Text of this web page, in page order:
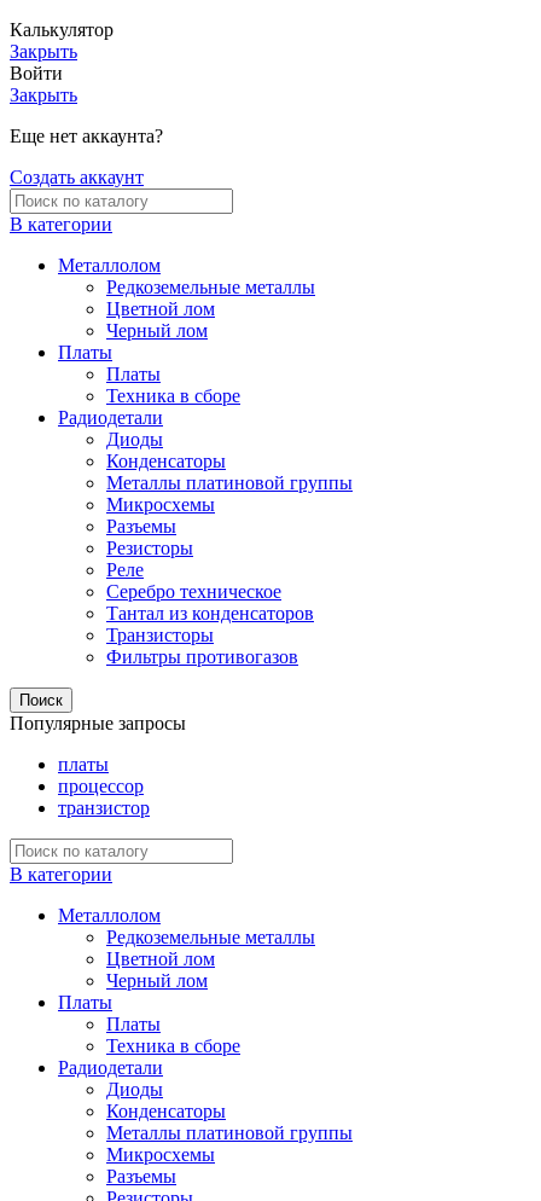
Калькулятор
Закрыть
Войти
Закрыть
Еще нет аккаунта?
Создать аккаунт
В категории
Металлолом
Редкоземельные металлы
Цветной лом
Черный лом
Платы
Платы
Техника в сборе
Радиодетали
Диоды
Конденсаторы
Металлы платиновой группы
Микросхемы
Разъемы
Резисторы
Реле
Серебро техническое
Тантал из конденсаторов
Транзисторы
Фильтры противогазов
Поиск
Популярные запросы
платы
процессор
транзистор
В категории
Металлолом
Редкоземельные металлы
Цветной лом
Черный лом
Платы
Платы
Техника в сборе
Радиодетали
Диоды
Конденсаторы
Металлы платиновой группы
Микросхемы
Разъемы